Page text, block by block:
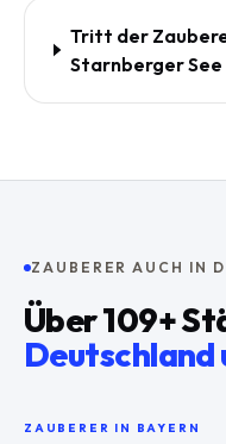
Tritt der
Starnberger
ZAUBERER AUCH IN
Über109+
Deutschland
ZAUBERER IN BAYERN